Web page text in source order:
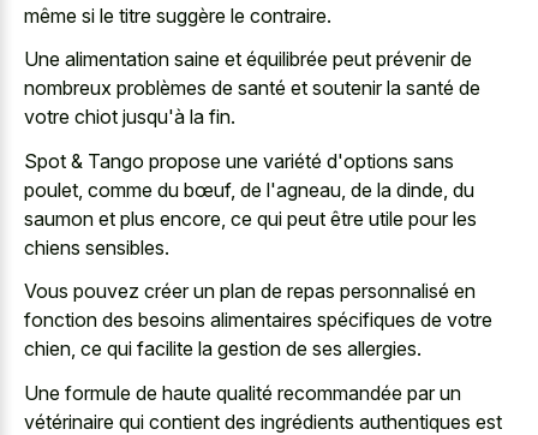
même si le titre suggère le contraire.
Une alimentation saine et équilibrée peut prévenir de
nombreux problèmes de santé et soutenir la santé de
votre chiot jusqu'à la fin.
Spot & Tango propose une variété d'options sans
poulet, comme du bœuf, de l'agneau, de la dinde, du
saumon et plus encore, ce qui peut être utile pour les
chiens sensibles.
Vous pouvez créer un plan de repas personnalisé en
fonction des besoins alimentaires spécifiques de votre
chien, ce qui facilite la gestion de ses allergies.
Une formule de haute qualité recommandée par un
vétérinaire qui contient des ingrédients authentiques est